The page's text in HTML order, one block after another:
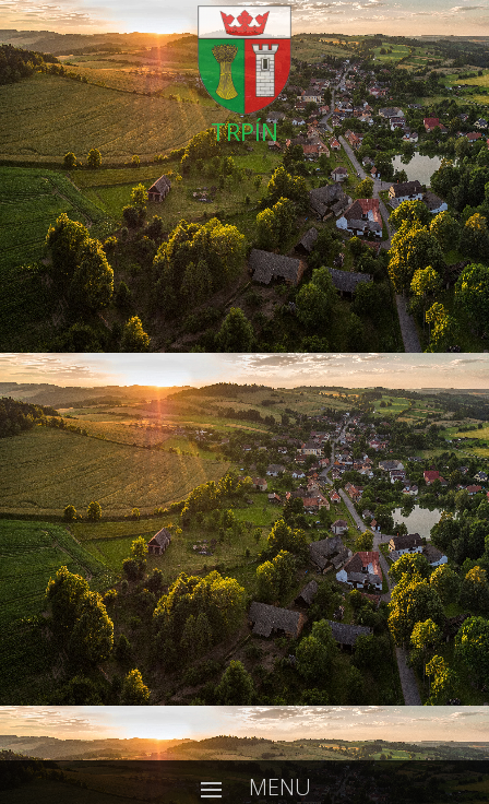
TRPÍN
MENU